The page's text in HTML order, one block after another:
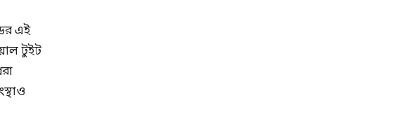
এই
টুইট